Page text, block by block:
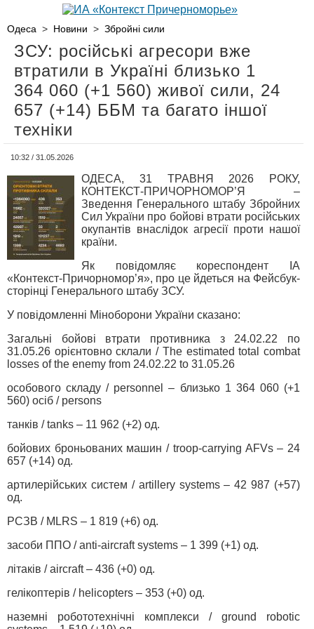
Одеса > Новини > Збройні сили
ЗСУ: російські агресори вже
втратили в Україні близько 1
364 060 (+1 560) живої сили, 24
657 (+14) ББМ та багато іншої
техніки
10:32 / 31.05.2026
ОДЕСА, 31 ТРАВНЯ 2026 РОКУ,
КОНТЕКСТ-ПРИЧОРНОМОР’Я –
Зведення Генерального штабу Збройних
Сил України про бойові втрати російських
окупантів внаслідок агресії проти нашої
країни.
Як повідомляє кореспондент ІА
«Контекст-Причорномор’я», про це йдеться на Фейсбук-
сторінці Генерального штабу ЗСУ.
У повідомленні Міноборони України сказано:
Загальні бойові втрати противника з 24.02.22 по
31.05.26 орієнтовно склали / The estimated total combat
losses of the enemy from 24.02.22 to 31.05.26
особового складу / personnel – близько 1 364 060 (+1
560) осіб / persons
танків / tanks – 11 962 (+2) од.
бойових броньованих машин / troop-carrying AFVs – 24
657 (+14) од.
артилерійських систем / artillery systems – 42 987 (+57)
од.
РСЗВ / MLRS – 1 819 (+6) од.
засоби ППО / anti-aircraft systems – 1 399 (+1) од.
літаків / aircraft – 436 (+0) од.
гелікоптерів / helicopters – 353 (+0) од.
наземні робототехнічні комплекси / ground robotic